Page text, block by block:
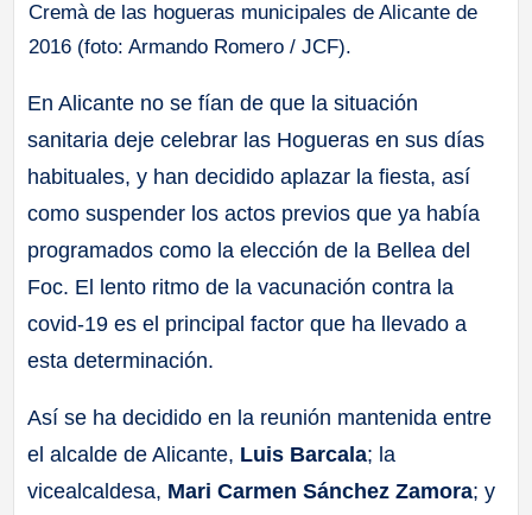
Cremà de las hogueras municipales de Alicante de
2016 (foto: Armando Romero / JCF).
En Alicante no se fían de que la situación
sanitaria deje celebrar las Hogueras en sus días
habituales, y han decidido aplazar la fiesta, así
como suspender los actos previos que ya había
programados como la elección de la Bellea del
Foc. El lento ritmo de la vacunación contra la
covid-19 es el principal factor que ha llevado a
esta determinación.
Así se ha decidido en la reunión mantenida entre
el alcalde de Alicante, Luis Barcala; la
vicealcaldesa, Mari Carmen Sánchez Zamora; y